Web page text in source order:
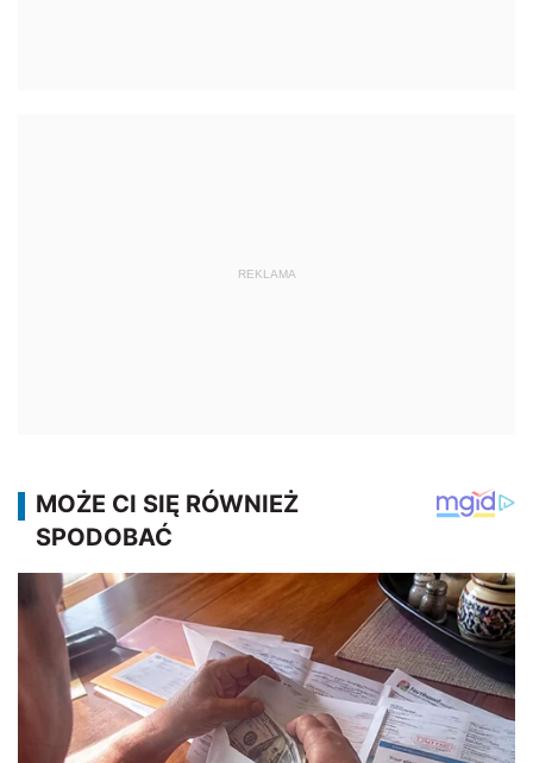
REKLAMA